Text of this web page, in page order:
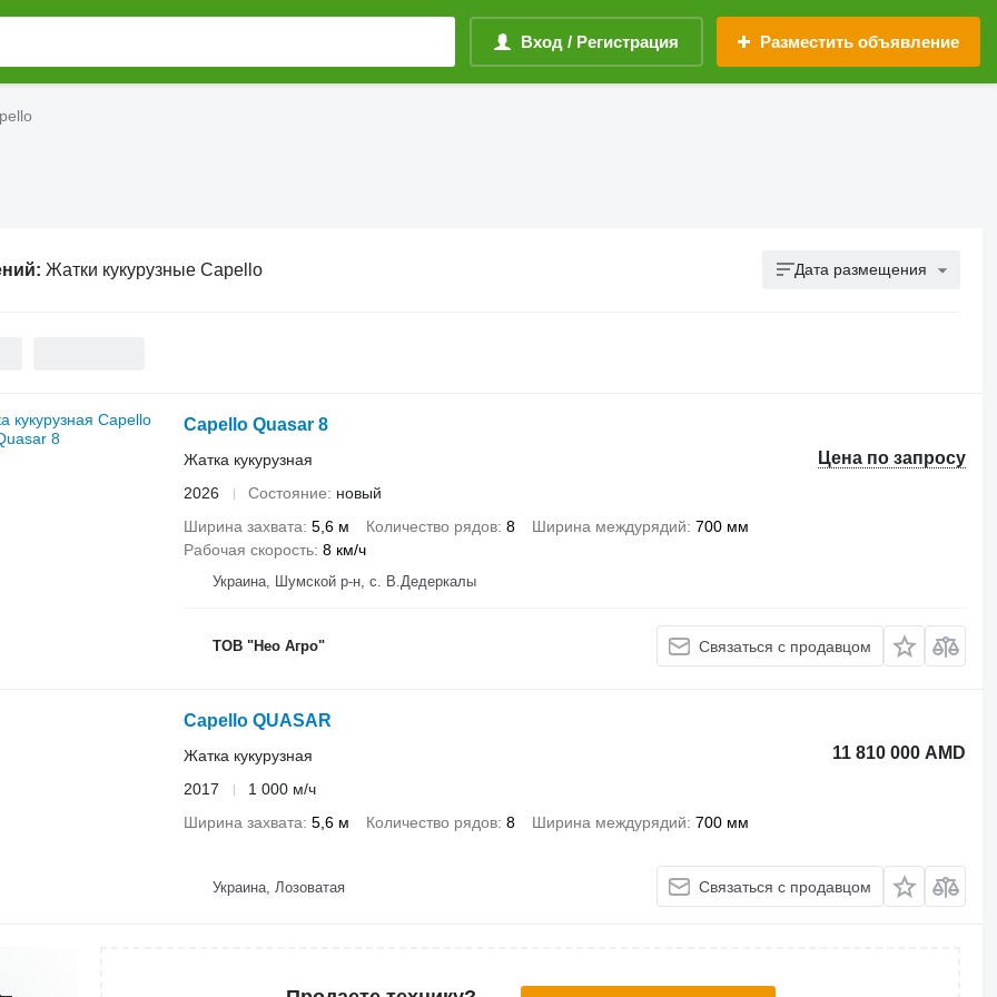
Вход / Регистрация Разместить объявление
Жатки кукурузные Capello Дата размещения
Capello Quasar 8
Цена по запросу
Жатка кукурузная
2026
Состояние
новый
Ширина захвата 5,6 м Количество рядов 8 Ширина междурядий 700 мм
Рабочая скорость 8 км/ч
Украина, Шумской р-н, с. В.Дедеркалы
ТОВ "Нео Агро" Связаться с продавцом
Capello QUASAR
11 810 000 AMD
Жатка кукурузная
2017
1 000 м/ч
Ширина захвата 5,6 м Количество рядов 8 Ширина междурядий 700 мм
Украина, Лозоватая Связаться с продавцом